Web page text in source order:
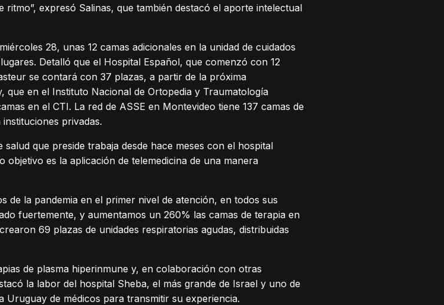
expresó Salinas, que también destacó el aporte intelectual
28, unas 12 camas adicionales en la unidad de cuidados
Detalló que el Hospital Español, que comenzó con 12
se contará con 37 plazas, a partir de la próxima
que en el Instituto Nacional de Ortopedia y Traumatología
en el CTI. La red de ASSE en Montevideo tiene 137 camas de
privadas.
que preside trabaja desde hace meses con el hospital
es la aplicación de telemedicina de una manera
de la pandemia en el primer nivel de atención, en todos sus
fuertemente, y aumentamos un 260% las camas de terapia en
69 plazas de unidades respiratorias agudas, distribuidas
de plasma hiperinmune y, en colaboración con otras
la labor del hospital Sheba, el más grande de Israel y uno de
Uruguay de médicos para transmitir su experiencia.